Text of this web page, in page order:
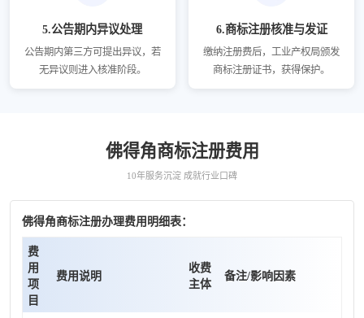
5.公告期内异议处理
公告期内第三方可提出异议，若
无异议则进入核准阶段。
6.商标注册核准与发证
缴纳注册费后，工业产权局颁发
商标注册证书，获得保护。
佛得角商标注册费用
10年服务沉淀 成就行业口碑
佛得角商标注册办理费用明细表：
费
用
项
目
费用说明
收费
主体
备注/影响因素